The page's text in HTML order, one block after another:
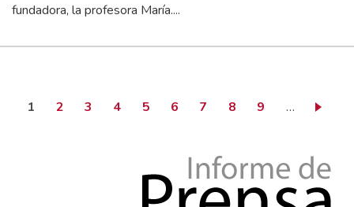
fundadora, la profesora María....
Página actual
1 Page
2 Page
3 Page
4 Page
5 Page
6 Page
7 Page
8 Page
9 …